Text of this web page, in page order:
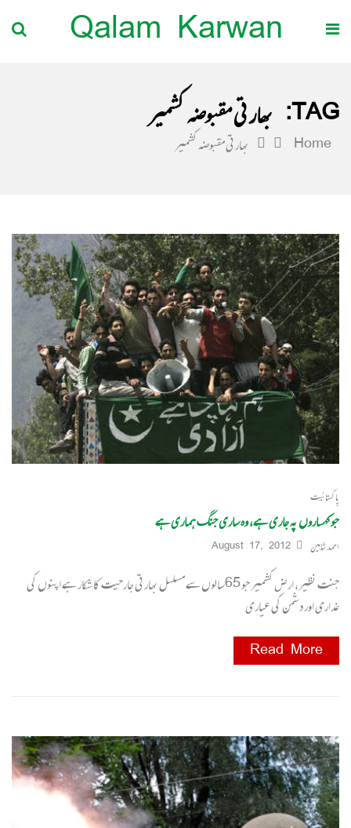
Qalam Karwan
TAG: بھارتی مقبوضہ کشمیر
Home بھارتی مقبوضہ کشمیر
پاکستانیت
جو کہساروں پہ جاری ہے، وہ ساری جنگ ہماری ہے
احمد شاہین August 17, 2012
جنت نظیر، ارض کشمیر جو 65سالوں سے مسلسل بھارتی جارحیت کا شکار ہے اپنوں کی
غداری اور دشمن کی عیاری
Read More